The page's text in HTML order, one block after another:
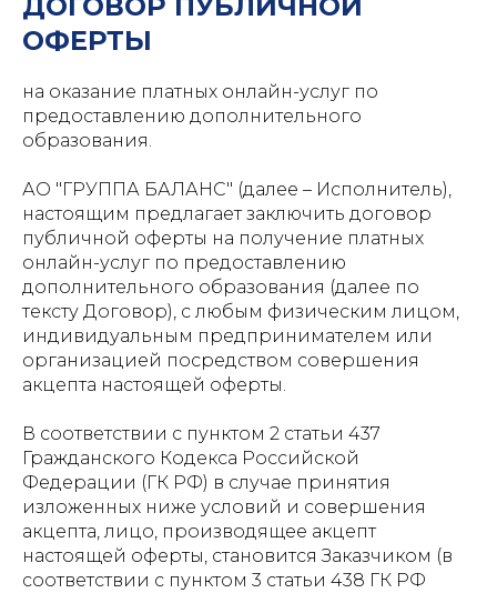
ОФЕРТЫ
на оказание платных онлайн-услуг по
предоставлению дополнительного
образования.
АО "ГРУППА БАЛАНС" (далее – Исполнитель),
настоящим предлагает заключить договор
публичной оферты на получение платных
онлайн-услуг по предоставлению
дополнительного образования (далее по
тексту Договор), с любым физическим лицом,
индивидуальным предпринимателем или
организацией посредством совершения
акцепта настоящей оферты.
В соответствии с пунктом 2 статьи 437
Гражданского Кодекса Российской
Федерации (ГК РФ) в случае принятия
изложенных ниже условий и совершения
акцепта, лицо, производящее акцепт
настоящей оферты, становится Заказчиком (в
соответствии с пунктом 3 статьи 438 ГК РФ